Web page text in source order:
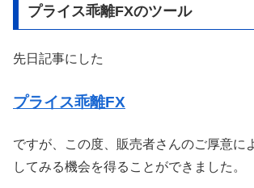
プライス乖離FXのツール
先日記事にした
プライス乖離FX
ですが、この度、販売者さんのご厚意に
してみる機会を得ることができました。